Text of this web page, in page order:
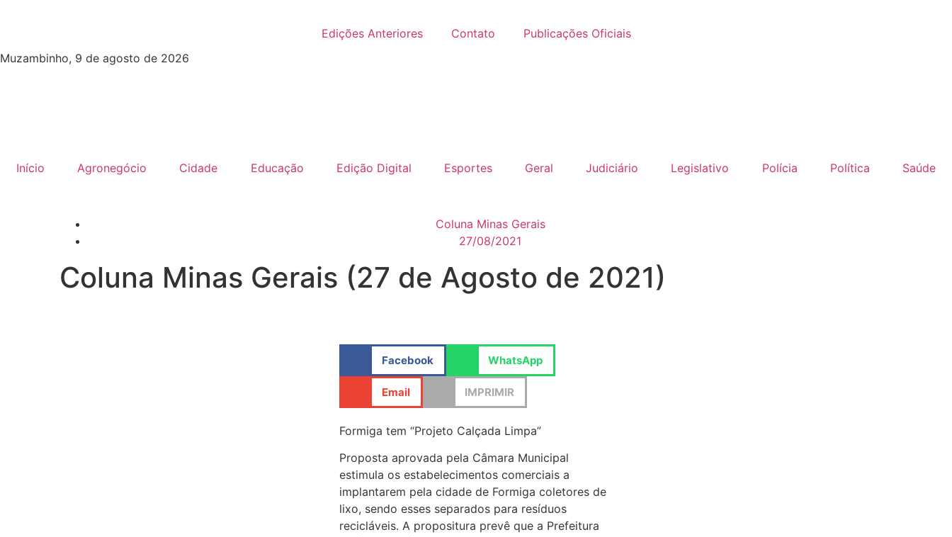
Edições Anteriores Contato
Publicações Oficiais
Muzambinho, 9 de agosto de 2026
Início Agronegócio Cidade Educação Edição Digital Esportes Geral Judiciário Legislativo Polícia Política Saúde
Coluna Minas Gerais
27/08/2021
Coluna Minas Gerais (27 de Agosto de 2021)
Facebook WhatsApp
Email IMPRIMIR
Formiga tem “Projeto Calçada Limpa”
Proposta aprovada pela Câmara Municipal
estimula os estabelecimentos comerciais a
implantarem pela cidade de Formiga coletores de
lixo, sendo esses separados para resíduos
recicláveis. A propositura prevê que a Prefeitura